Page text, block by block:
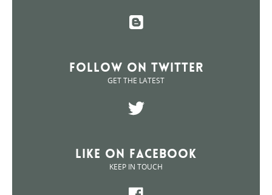
Follow on Twitter
GET THE LATEST
Like on Facebook
KEEP IN TOUCH